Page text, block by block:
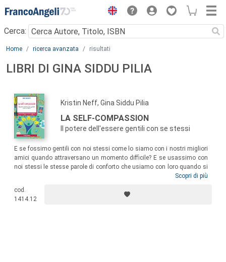
Menu
Cerca:
Main content
Home ricerca avanzata risultati
LIBRI DI GINA SIDDU PILIA
Kristin Neff, Gina Siddu Pilia
LA SELF-COMPASSION
Il potere dell'essere gentili con se stessi
E se fossimo gentili con noi stessi come lo siamo con i nostri migliori
amici quando attraversano un momento difficile? E se usassimo con
noi stessi le stesse parole di conforto che usiamo con loro quando si
tormentano dai sensi di colpa per aver commesso uno sbaglio?
pratici e un grande senso dell’umorismo, l’autrice spiega come uscire
da emozioni distruttive per poter essere più felici e sani.
Scopri di più
cod.
1414.12